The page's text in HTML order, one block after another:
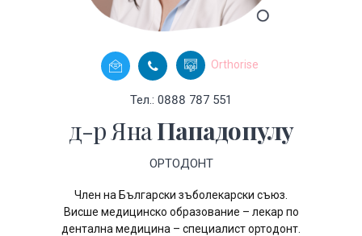
Orthorise
Тел.: 0888 787 551
д-р ЯнаПападопулу
ОРТОДОНТ
Член на Български зъболекарски съюз.
Висше медицинско образование – лекар по
дентална медицина – специалист ортодонт.